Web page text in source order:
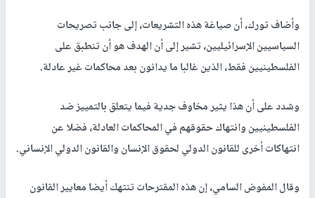
وأضاف تورك، أن صياغة هذه التشريعات، إلى جانب تصريحات
السياسيين الإسرائيليين، تشير إلى أن الهدف هو أن تنطبق على
الفلسطينيين فقط، الذين غالبا ما يدانون بعد محاكمات غير عادلة.
وشدد على أن هذا يثير مخاوف جدية فيما يتعلق بالتمييز ضد
الفلسطينيين وانتهاك حقوقهم في المحاكمات العادلة، فضلا عن
انتهاكات أخرى للقانون الدولي لحقوق الإنسان والقانون الدولي الإنساني.
وقال المفوض السامي، إن هذه المقترحات تنتهك أيضا معايير القانون